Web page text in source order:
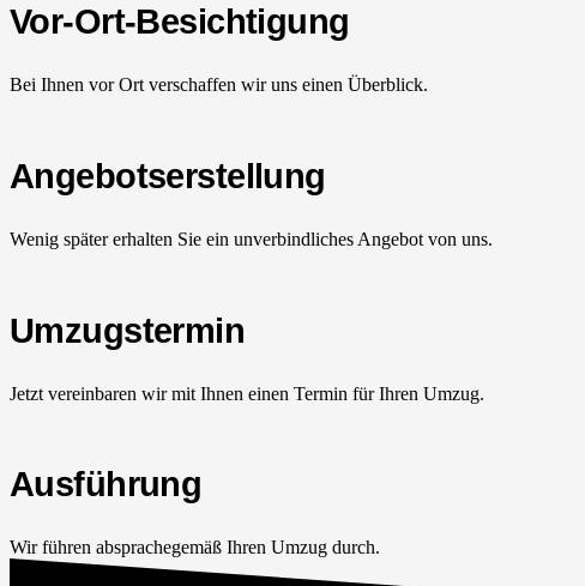
Vor-Ort-Besichtigung
Bei Ihnen vor Ort verschaffen wir uns einen Überblick.
Angebotserstellung
Wenig später erhalten Sie ein unverbindliches Angebot von uns.
Umzugstermin
Jetzt vereinbaren wir mit Ihnen einen Termin für Ihren Umzug.
Ausführung
Wir führen absprachegemäß Ihren Umzug durch.